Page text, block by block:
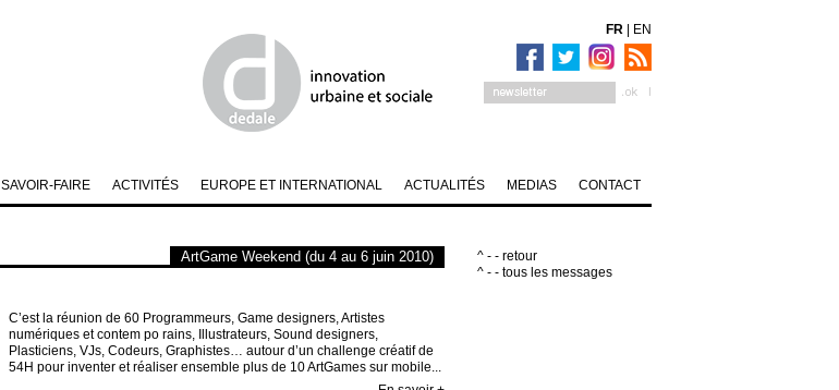
ArtGame Weekend (du 4 au 6 juin 2010)
C’est la réunion de 60 Programmeurs, Game designers, Artistes
numériques et contem po rains, Illustrateurs, Sound designers,
Plasticiens, VJs, Codeurs, Graphistes… autour d’un challenge créatif de
54H pour inventer et réaliser ensemble plus de 10 ArtGames sur mobile...
^ - - retour
^ - - tous les messages
CONTACT
MEDIAS
ACTUALITÉS
EUROPE ET INTERNATIONAL
ACTIVITÉS
SAVOIR-FAIRE
FR EN